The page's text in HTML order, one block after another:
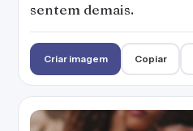
sentem demais.
Criar imagem Copiar